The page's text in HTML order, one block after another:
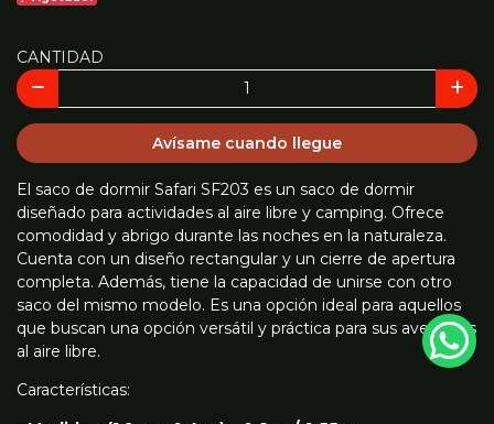
CANTIDAD
Avísame cuando llegue
El saco de dormir Safari SF203 es un saco de dormir
diseñado para actividades al aire libre y camping. Ofrece
comodidad y abrigo durante las noches en la naturaleza.
Cuenta con un diseño rectangular y un cierre de apertura
completa. Además, tiene la capacidad de unirse con otro
saco del mismo modelo. Es una opción ideal para aquellos
que buscan una opción versátil y práctica para sus aventuras
al aire libre.
Características: